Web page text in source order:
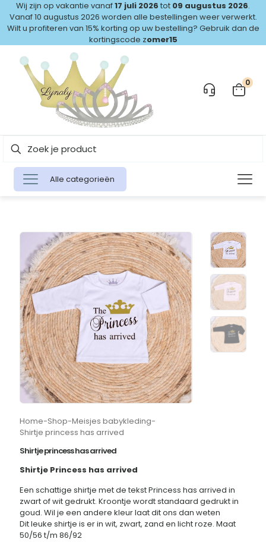
Wij zijn op vakantie vanaf17 juli 2026 tot 09 augustus 2026.
Vanaf 10 augustus 2026 worden alle bestellingen weer verwerkt.
Wilt u profiteren van 15% korting op uw bestelling? Gebruik dan de
kortingscode zomer15
0
Alle categorieën
Home-Shop-Meisjes babykleding-
Shirtje princess has arrived
Shirtje princess has arrived
Shirtje Princess has arrived
Een schattige shirtje met de tekst Princess has arrived in
zwart of wit gedrukt. Kroontje wordt standaard gedrukt in
goud. Wil je een andere kleur laat dit ons dan weten
Dit leuke shirtje is er in wit, zwart, zand en licht roze. Maat
50/56 t/m 86/92